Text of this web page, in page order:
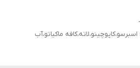
ماکیاتو،آب